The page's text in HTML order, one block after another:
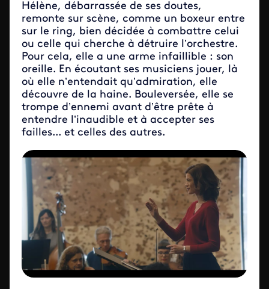
Hélène, débarrassée de ses doutes,
remonte sur scène, comme un boxeur entre
sur le ring, bien décidée à combattre celui
ou celle qui cherche à détruire l’orchestre.
Pour cela, elle a une arme infaillible : son
oreille. En écoutant ses musiciens jouer, là
où elle n’entendait qu’admiration, elle
découvre de la haine. Bouleversée, elle se
trompe d’ennemi avant d’être prête à
entendre l’inaudible et à accepter ses
failles... et celles des autres.